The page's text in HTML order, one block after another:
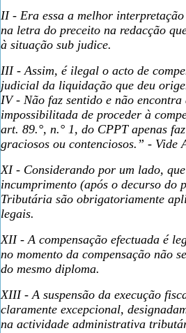
II - Era essa a melhor
na letra do preceito na redacção
à situação sub judice.
III - Assim, é ilegal o acto de
judicial da liquidação que deu
IV - Não faz sentido e não
impossibilitada de proceder à
art. 89.°, n.° 1, do CPPT apenas
graciosos ou contenciosos.” - Vide
XI - Considerando por um lado,
incumprimento (após o decurso do
Tributária são obrigatoriamente
legais.
XII - A compensação efectuada é
no momento da compensação não
do mesmo diploma.
XIII - A suspensão da execução
claramente excepcional,
na actividade administrativa